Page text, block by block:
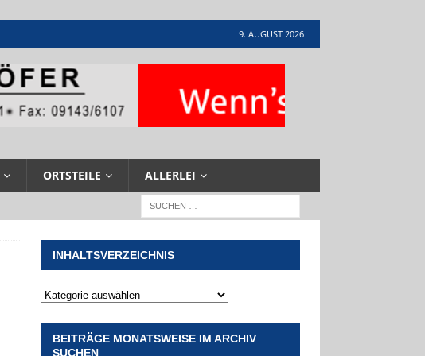
9. AUGUST 2026
ORTSTEILE ALLERLEI
INHALTSVERZEICHNIS
BEITRÄGE MONATSWEISE IM ARCHIV
SUCHEN